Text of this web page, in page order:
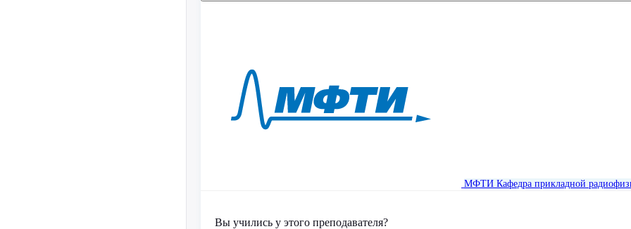
МФТИ Кафедра прикладной
Вы учились у этого преподавателя?